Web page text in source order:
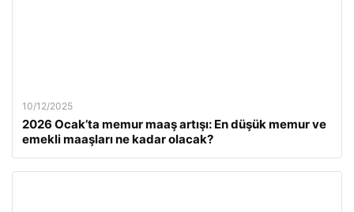
10/12/2025
2026 Ocak’ta memur maaş artışı: En düşük memur ve
emekli maaşları ne kadar olacak?